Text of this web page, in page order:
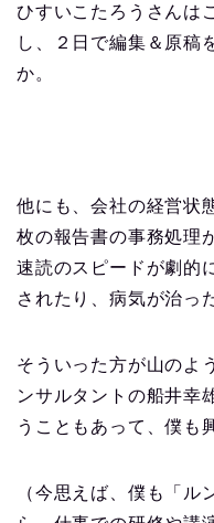
ひすいこたろうさんは
し、２日で編集＆原稿
か。
他にも、会社の経営状
枚の報告書の事務処理
速読のスピードが劇的
されたり、病気が治っ
そういった方が山のよ
ンサルタントの船井幸
うこともあって、僕も
（今思えば、僕も「ル